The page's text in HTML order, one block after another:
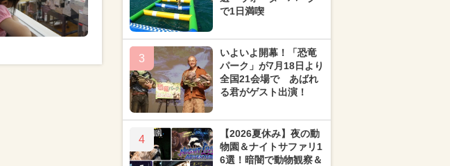
で1日満喫
3
いよいよ開幕！「恐竜
パーク」が7月18日より
全国21会場で あばれ
る君がゲスト出演！
4
【2026夏休み】夜の動
物園＆ナイトサファリ1
6選！暗闇で動物観察＆